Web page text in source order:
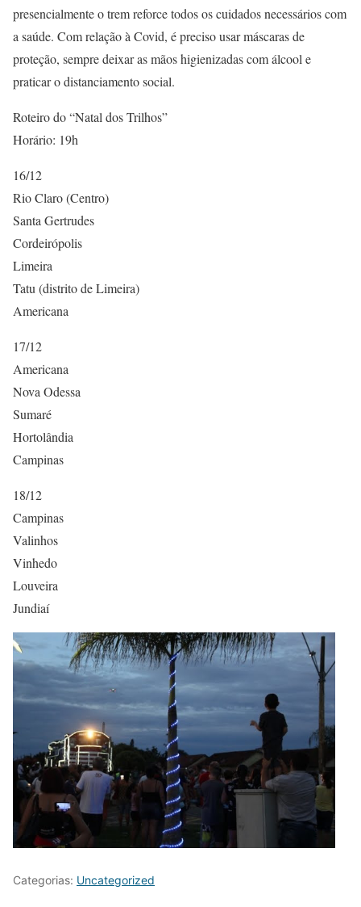
presencialmente o trem reforce todos os cuidados necessários com
a saúde. Com relação à Covid, é preciso usar máscaras de
proteção, sempre deixar as mãos higienizadas com álcool e
praticar o distanciamento social.
Roteiro do “Natal dos Trilhos”
Horário: 19h
16/12
Rio Claro (Centro)
Santa Gertrudes
Cordeirópolis
Limeira
Tatu (distrito de Limeira)
Americana
17/12
Americana
Nova Odessa
Sumaré
Hortolândia
Campinas
18/12
Campinas
Valinhos
Vinhedo
Louveira
Jundiaí
Categorias: Uncategorized